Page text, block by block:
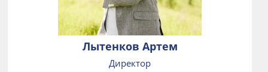
Лытенков Артем
Директор